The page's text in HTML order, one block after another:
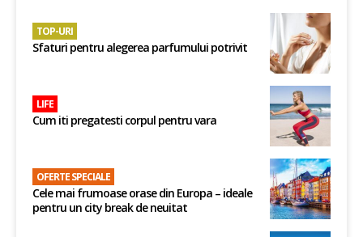
TOP-URI
Sfaturi pentru alegerea parfumului potrivit
LIFE
Cum iti pregatesti corpul pentru vara
OFERTE SPECIALE
Cele mai frumoase orase din Europa – ideale
pentru un city break de neuitat